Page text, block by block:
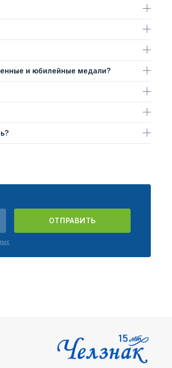
и юбилейные медали?
ОТПРАВИТЬ